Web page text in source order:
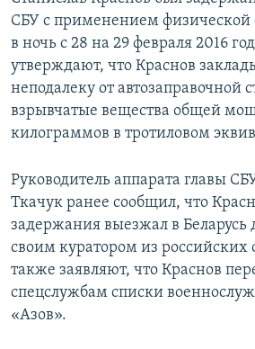
СБУ с применением физической
в ночь с 28 на 29 февраля 2016
утверждают, что Краснов
неподалеку от автозаправочной
взрывчатые вещества общей
килограммов в тротиловом
Руководитель аппарата главы
Ткачук ранее сообщил, что
задержания выезжал в Беларусь
своим куратором из российских
также заявляют, что Краснов
спецслужбам списки
«Азов».